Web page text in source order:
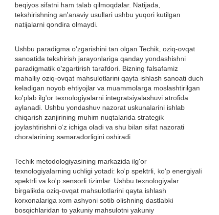
beqiyos sifatni ham talab qilmoqdalar. Natijada,
tekshirishning an'anaviy usullari ushbu yuqori kutilgan
natijalarni qondira olmaydi.
Ushbu paradigma o'zgarishini tan olgan Techik, oziq-ovqat
sanoatida tekshirish jarayonlariga qanday yondashishni
paradigmatik o'zgartirish tarafdori. Bizning falsafamiz
mahalliy oziq-ovqat mahsulotlarini qayta ishlash sanoati duch
keladigan noyob ehtiyojlar va muammolarga moslashtirilgan
ko'plab ilg'or texnologiyalarni integratsiyalashuvi atrofida
aylanadi. Ushbu yondashuv nazorat uskunalarini ishlab
chiqarish zanjirining muhim nuqtalarida strategik
joylashtirishni o'z ichiga oladi va shu bilan sifat nazorati
choralarining samaradorligini oshiradi.
Techik metodologiyasining markazida ilg'or
texnologiyalarning uchligi yotadi: ko'p spektrli, ko'p energiyali
spektrli va ko'p sensorli tizimlar. Ushbu texnologiyalar
birgalikda oziq-ovqat mahsulotlarini qayta ishlash
korxonalariga xom ashyoni sotib olishning dastlabki
bosqichlaridan to yakuniy mahsulotni yakuniy